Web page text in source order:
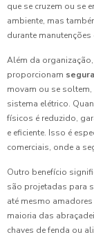
que se cruzem ou se
ambiente, mas
durante
Além da
proporcionam
movam ou se
sistema elétrico.
físicos é reduzido,
e eficiente. Isso é
comerciais, onde a
Outro benefício
são projetadas para
até mesmo
maioria das
chaves de fenda ou